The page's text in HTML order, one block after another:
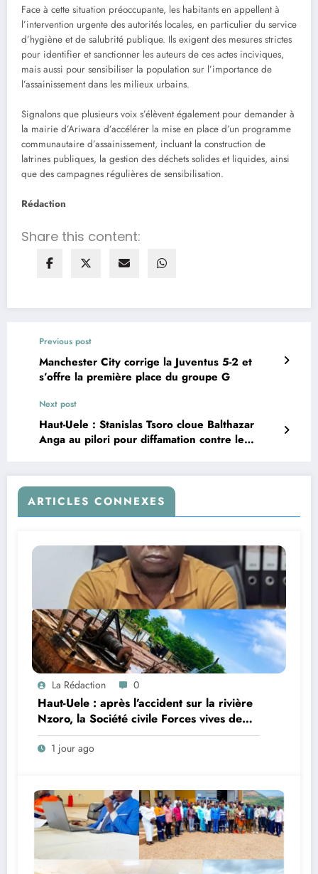
Face à cette situation préoccupante, les habitants en appellent à
l’intervention urgente des autorités locales, en particulier du service
d’hygiène et de salubrité publique. Ils exigent des mesures strictes
pour identifier et sanctionner les auteurs de ces actes inciviques,
mais aussi pour sensibiliser la population sur l’importance de
l’assainissement dans les milieux urbains.
Signalons que plusieurs voix s’élèvent également pour demander à
la mairie d’Ariwara d’accélérer la mise en place d’un programme
communautaire d’assainissement, incluant la construction de
latrines publiques, la gestion des déchets solides et liquides, ainsi
que des campagnes régulières de sensibilisation.
Rédaction
Share this content:
Previous post
Manchester City corrige la Juventus 5-2 et
s’offre la première place du groupe G
Next post
Haut-Uele : Stanislas Tsoro cloue Balthazar
Anga au pilori pour diffamation contre le
ARTICLES CONNEXES
La Rédaction 0
Haut-Uele : après l’accident sur la rivière
Nzoro, la Société civile Forces vives de
Faradje s’indigne du retard dans la
reconstruction du pont Nzoro
1 jour ago